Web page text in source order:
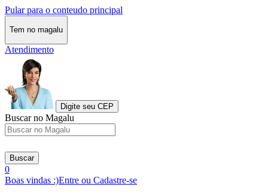
Pular para o conteudo principal
Tem no magalu
Atendimento
Digite seu CEP
Buscar no Magalu
Buscar
0
Boas vindas :)Entre ou Cadastre-se